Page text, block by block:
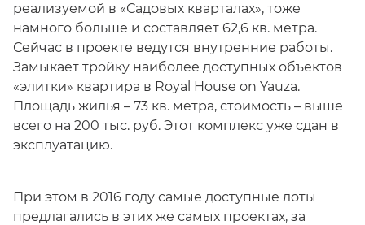
реализуемой в «Садовых кварталах», тоже
намного больше и составляет 62,6 кв. метра.
Сейчас в проекте ведутся внутренние работы.
Замыкает тройку наиболее доступных объектов
«элитки» квартира в Royal House on Yauza.
Площадь жилья – 73 кв. метра, стоимость – выше
всего на 200 тыс. руб. Этот комплекс уже сдан в
эксплуатацию.
При этом в 2016 году самые доступные лоты
предлагались в этих же самых проектах, за